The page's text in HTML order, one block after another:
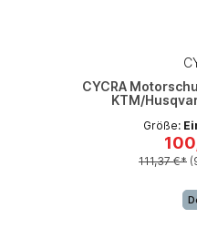
CYCRA
KTM/
Größe:
111,37 €*